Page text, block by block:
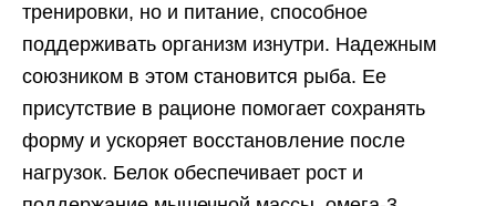
тренировки, но и питание, способное
поддерживать организм изнутри. Надежным
союзником в этом становится рыба. Ее
присутствие в рационе помогает сохранять
форму и ускоряет восстановление после
нагрузок. Белок обеспечивает рост и